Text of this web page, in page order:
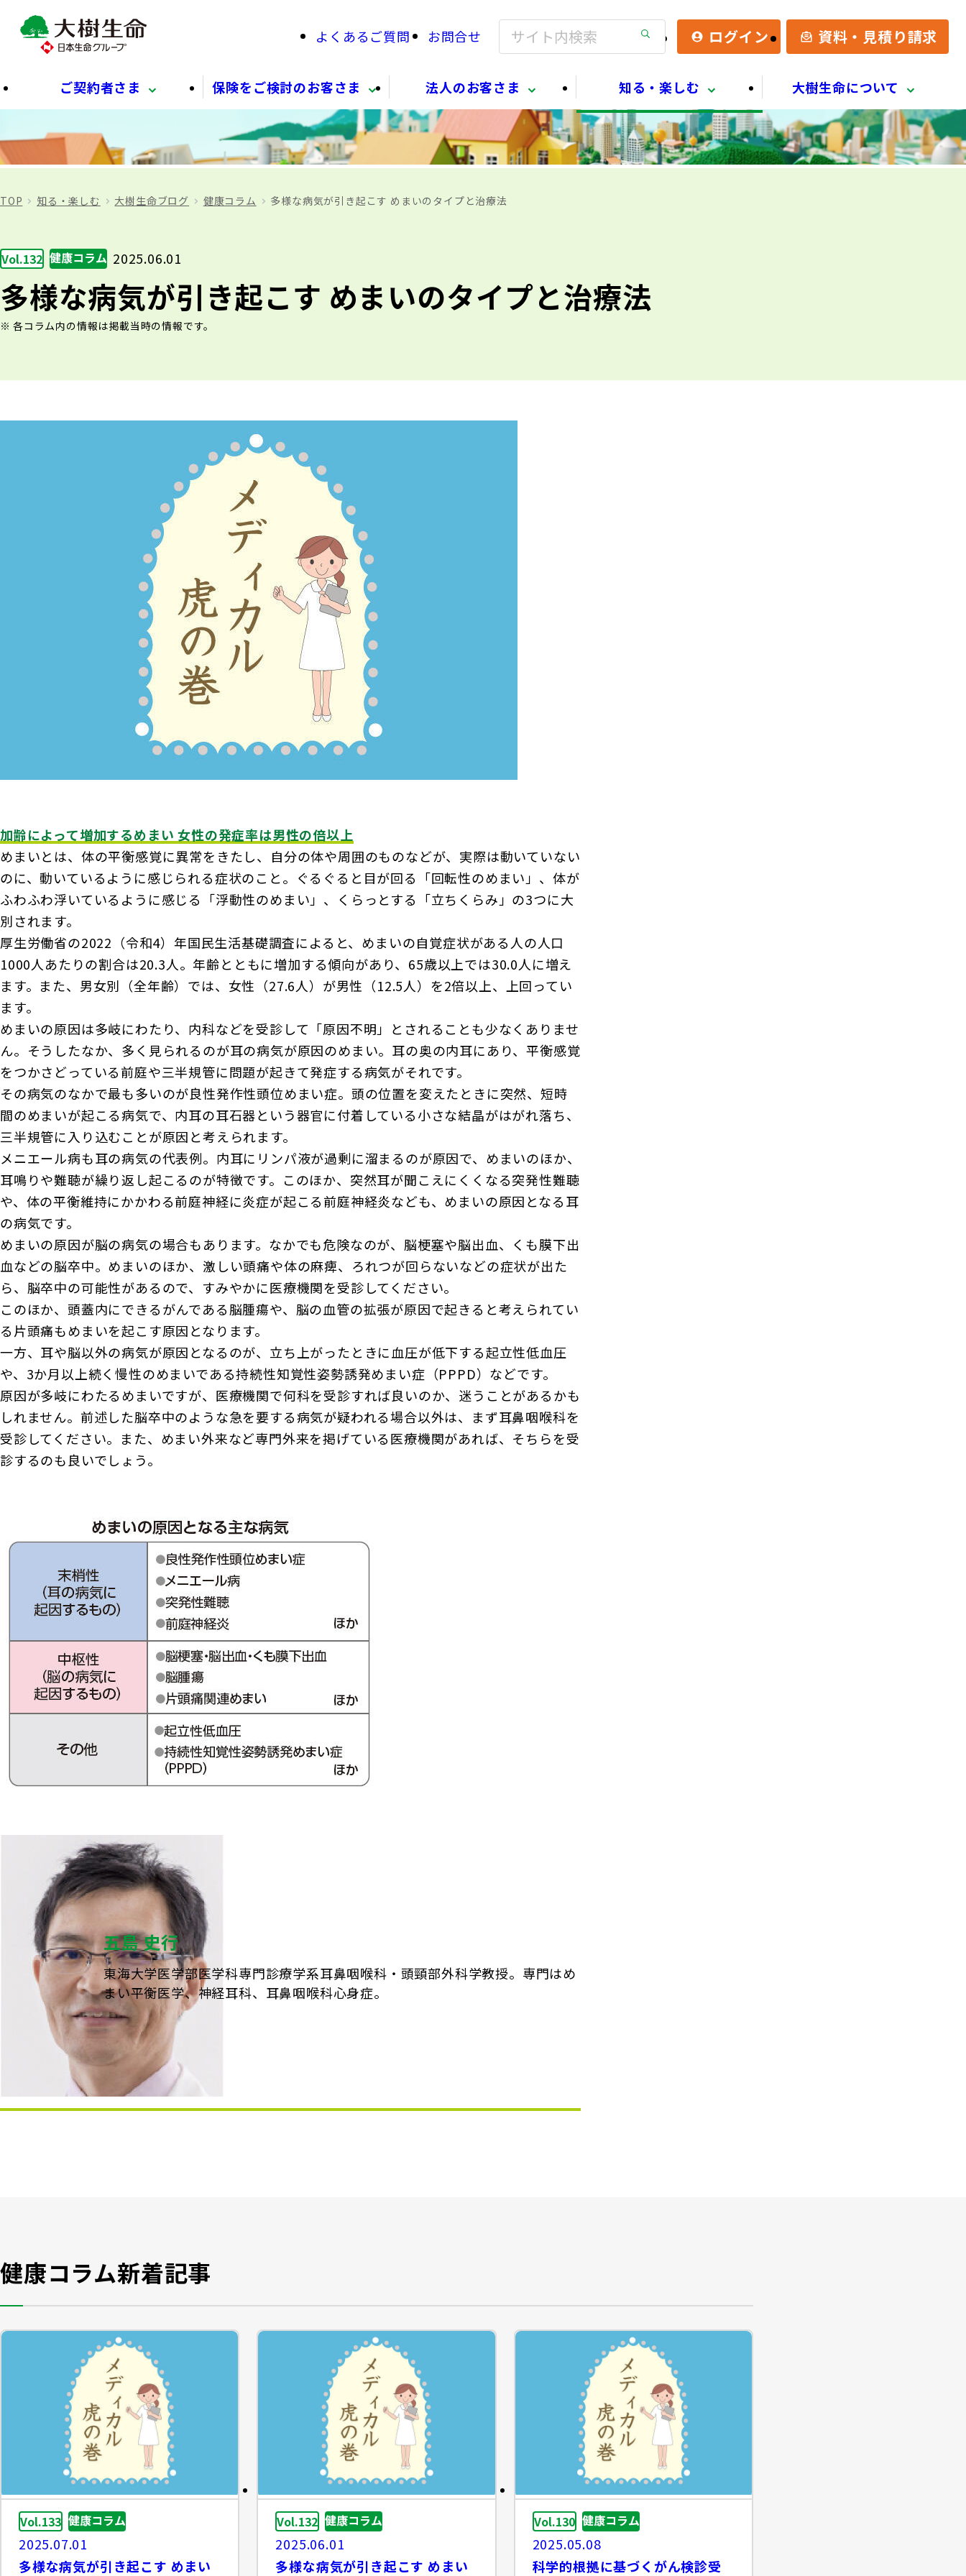
よくあるご質問 お問合せ
検
ログイン 資料・見積り請求
ご契約者さま 保険をご検討のお客さま 法人のお客さま 知る・楽しむ 大樹生命について
TOP 知る・楽しむ 大樹生命ブログ 健康コラム 多様な病気が引き起こす めまいのタイプと治療法
Vol.132 健康コラム 2025.06.01
多様な病気が引き起こす めまいのタイプと治療法
各コラム内の情報は掲載当時の情報です。
加齢によって増加するめまい 女性の発症率は男性の倍以上
めまいとは、体の平衡感覚に異常をきたし、自分の体や周囲のものなどが、実際は動いていない
のに、動いているように感じられる症状のこと。ぐるぐると目が回る「回転性のめまい」、体が
ふわふわ浮いているように感じる「浮動性のめまい」、くらっとする「立ちくらみ」の3つに大
別されます。
厚生労働省の2022（令和4）年国民生活基礎調査によると、めまいの自覚症状がある人の人口
1000人あたりの割合は20.3人。年齢とともに増加する傾向があり、65歳以上では30.0人に増え
ます。また、男女別（全年齢）では、女性（27.6人）が男性（12.5人）を2倍以上、上回ってい
ます。
めまいの原因は多岐にわたり、内科などを受診して「原因不明」とされることも少なくありませ
ん。そうしたなか、多く見られるのが耳の病気が原因のめまい。耳の奥の内耳にあり、平衡感覚
をつかさどっている前庭や三半規管に問題が起きて発症する病気がそれです。
その病気のなかで最も多いのが良性発作性頭位めまい症。頭の位置を変えたときに突然、短時
間のめまいが起こる病気で、内耳の耳石器という器官に付着している小さな結晶がはがれ落ち、
三半規管に入り込むことが原因と考えられます。
メニエール病も耳の病気の代表例。内耳にリンパ液が過剰に溜まるのが原因で、めまいのほか、
耳鳴りや難聴が繰り返し起こるのが特徴です。このほか、突然耳が聞こえにくくなる突発性難聴
や、体の平衡維持にかかわる前庭神経に炎症が起こる前庭神経炎なども、めまいの原因となる耳
の病気です。
めまいの原因が脳の病気の場合もあります。なかでも危険なのが、脳梗塞や脳出血、くも膜下出
血などの脳卒中。めまいのほか、激しい頭痛や体の麻痺、ろれつが回らないなどの症状が出た
ら、脳卒中の可能性があるので、すみやかに医療機関を受診してください。
このほか、頭蓋内にできるがんである脳腫瘍や、脳の血管の拡張が原因で起きると考えられてい
る片頭痛もめまいを起こす原因となります。
一方、耳や脳以外の病気が原因となるのが、立ち上がったときに血圧が低下する起立性低血圧
や、3か月以上続く慢性のめまいである持続性知覚性姿勢誘発めまい症（PPPD）などです。
原因が多岐にわたるめまいですが、医療機関で何科を受診すれば良いのか、迷うことがあるかも
しれません。前述した脳卒中のような急を要する病気が疑われる場合以外は、まず耳鼻咽喉科を
受診してください。また、めまい外来など専門外来を掲げている医療機関があれば、そちらを受
診するのも良いでしょう。
五島 史行
東海大学医学部医学科専門診療学系耳鼻咽喉科・頭頸部外科学教授。専門はめ
まい平衡医学、神経耳科、耳鼻咽喉科心身症。
健康コラム新着記事
Vol.133 健康コラム
2025.07.01
多様な病気が引き起こす めまい
Vol.132 健康コラム
2025.06.01
多様な病気が引き起こす めまい
Vol.130 健康コラム
2025.05.08
科学的根拠に基づくがん検診受